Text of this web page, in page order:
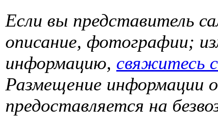
Если вы представитель
описание, фотографии;
информацию, свяжитесь
Размещение информации
предоставляется на